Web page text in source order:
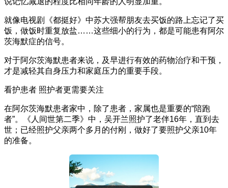
就像电视剧《都挺好》中苏大强帮朋友去买饭的路上忘记了买
饭，做饭时重复放盐……这些细小的行为，都是可能患有阿尔
茨海默症的信号。
对于阿尔茨海默患者来说，及早进行有效的药物治疗和干预，
才是减轻其自身压力和家庭压力的重要手段。
看护患者 照护者更需要关注
在阿尔茨海默患者家中，除了患者，家属也是重要的“陪跑
者”。《人间世第二季》中，吴开兰照护了老伴16年，直到去
世；已经照护父亲两个多月的付刚，做好了要照护父亲10年
的准备。